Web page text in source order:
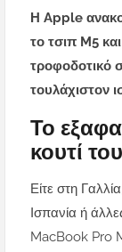
Η Apple
το τσιπ M5
τροφοδοτικό
τουλάχιστον
Το
κουτί
Είτε στη
Ισπανία ή
MacBook Pro